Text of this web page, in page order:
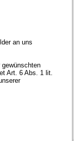
an uns
Art. 6 Abs. 1 lit.